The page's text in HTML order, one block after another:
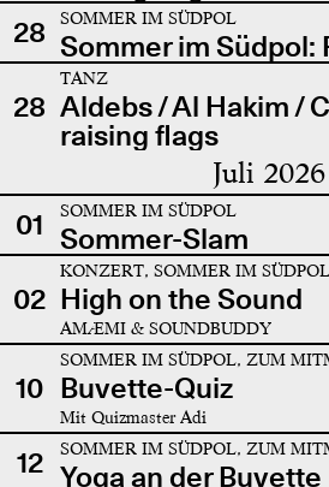
28
SOMMER IM SÜDPOL
Sommer im Südpol:
28
TANZ
Aldebs / Al Hakim /
raising flags
Juli 2026
01 SOMMER IM SÜDPOL
Sommer-Slam
02
KONZERT, SOMMER IM SÜDPOL
High on the Sound
AMÆMI & SOUNDBUDDY
10
SOMMER IM SÜDPOL, ZUM
Buvette-Quiz
Mit Quizmaster Adi
12 SOMMER IM SÜDPOL, ZUM
Yoga an der Buvette